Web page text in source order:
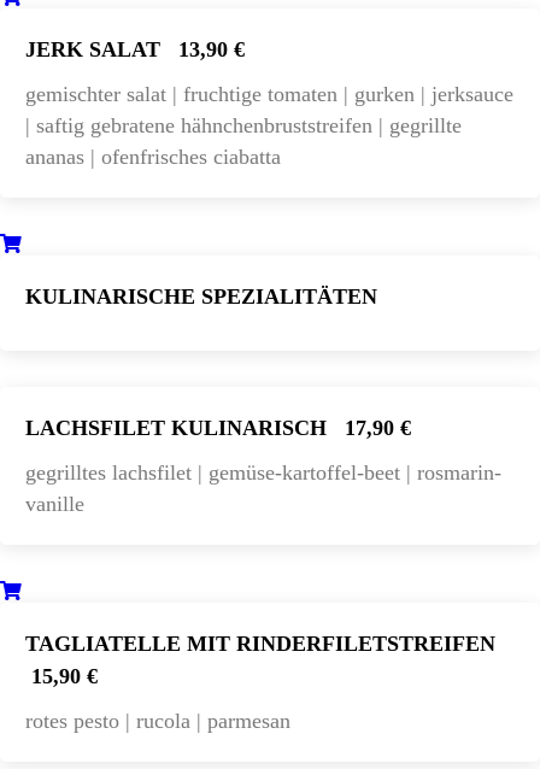
JERK SALAT
13,90 €
gemischter salat | fruchtige tomaten | gurken | jerksauce
| saftig gebratene hähnchenbruststreifen | gegrillte
ananas | ofenfrisches ciabatta
KULINARISCHE SPEZIALITÄTEN
LACHSFILET KULINARISCH
17,90 €
gegrilltes lachsfilet | gemüse-kartoffel-beet | rosmarin-
vanille
TAGLIATELLE MIT RINDERFILETSTREIFEN
15,90 €
rotes pesto | rucola | parmesan